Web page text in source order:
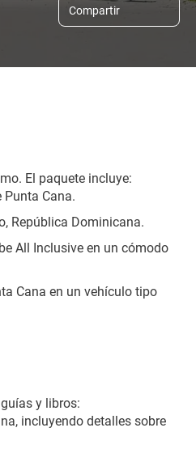
Compartir
El paquete incluye:
Cana.
República Dominicana.
All Inclusive en un cómodo
Cana en un vehículo tipo
y libros:
incluyendo detalles sobre